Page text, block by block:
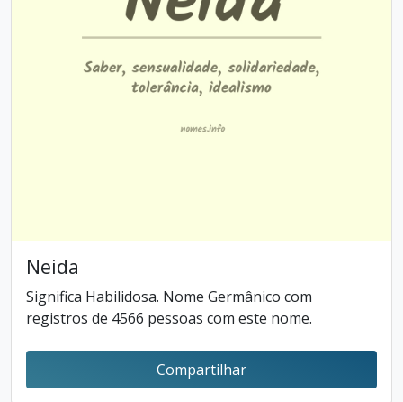
Neida
Significa Habilidosa. Nome Germânico com
registros de 4566 pessoas com este nome.
Compartilhar